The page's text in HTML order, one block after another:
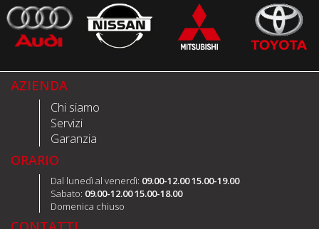
AZIENDA
Chi siamo
Servizi
Garanzia
ORARIO
Dal lunedì al venerdì: 09.00-12.00 15.00-19.00
Sabato: 09.00-12.00 15.00-18.00
Domenica chiuso